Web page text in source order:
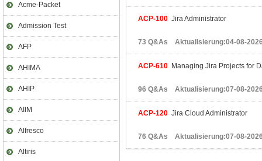
Acme-Packet
Admission Test
AFP
AHIMA
AHIP
AIIM
Alfresco
Altiris
ACP-100 Jira Administrator
73 Q&As Aktualisierung:04-08-
ACP-610 Managing Jira Projects for
96 Q&As Aktualisierung:07-08-
ACP-120 Jira Cloud Administrator
76 Q&As Aktualisierung:07-08-